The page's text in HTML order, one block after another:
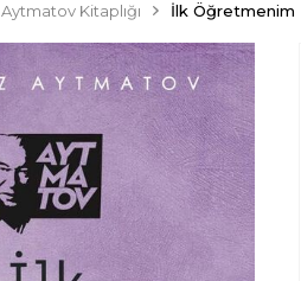
Aytmatov Kitaplığı İlk Öğretmenim